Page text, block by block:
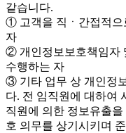
같습니다.
① 고객을 직ㆍ간접적으
자
② 개인정보보호책임자
수행하는 자
③ 기타 업무 상 개인정
다. 전 임직원에 대하여
직원에 의한 정보유출
호 의무를 상기시키며